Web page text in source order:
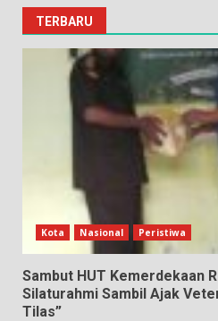
TERBARU
Kota Nasional Peristiwa
Sambut HUT Kemerdekaan
Silaturahmi Sambil Ajak
Tilas”